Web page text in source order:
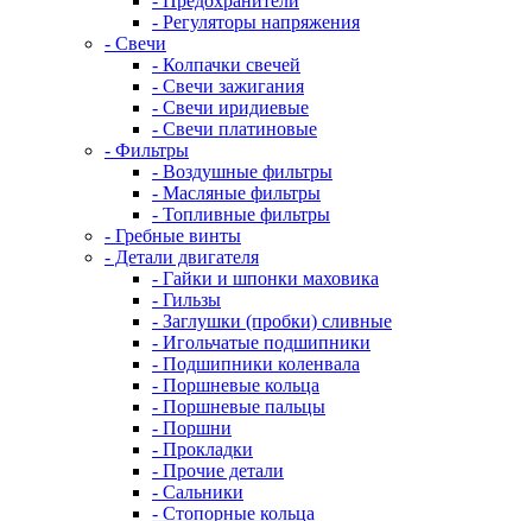
- Регуляторы напряжения
- Свечи
- Колпачки свечей
- Свечи зажигания
- Свечи иридиевые
- Свечи платиновые
- Фильтры
- Воздушные фильтры
- Масляные фильтры
- Топливные фильтры
- Гребные винты
- Детали двигателя
- Гайки и шпонки маховика
- Гильзы
- Заглушки (пробки) сливные
- Игольчатые подшипники
- Подшипники коленвала
- Поршневые кольца
- Поршневые пальцы
- Поршни
- Прокладки
- Прочие детали
- Сальники
- Стопорные кольца